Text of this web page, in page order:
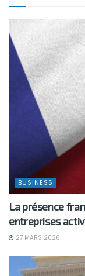
BUSINESS
La présence
entreprises
27 MARS 2026